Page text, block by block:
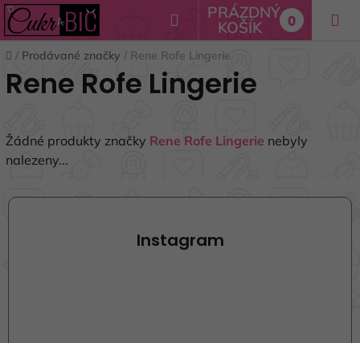
Přejít
na
obsah
Hledat
NÁKUPNÍ
PRÁZDNÝ
KOŠÍK 0
Domů
/ Prodávané značky / Rene Rofe Lingerie
Rene Rofe Lingerie
Žádné produkty značky Rene Rofe Lingerie nebyly
nalezeny...
á
Instagram